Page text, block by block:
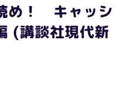
め！ キャッシ
(講談社現代新